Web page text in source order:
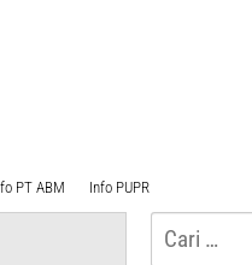
PT ABM Info PUPR
Cari